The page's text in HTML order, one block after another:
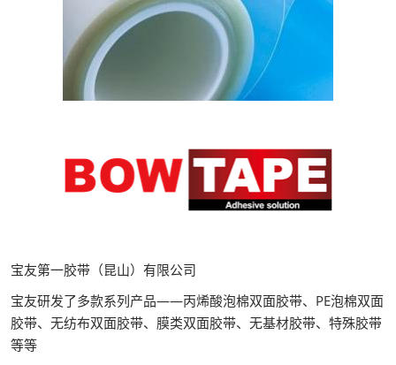
宝友第一胶带（昆山）有限公司
宝友研发了多款系列产品——丙烯酸泡棉双面胶带、PE泡棉双面
胶带、无纺布双面胶带、膜类双面胶带、无基材胶带、特殊胶带
等等